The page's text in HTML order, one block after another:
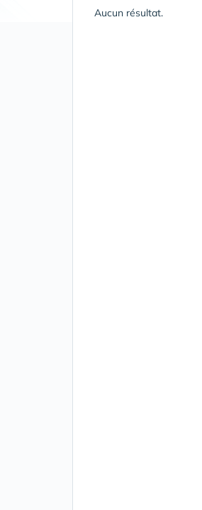
Aucun résultat.